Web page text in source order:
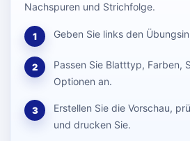
Nachspuren und Strichfolge.
1 Geben Sie links den
2
Passen Sie Blatttyp, Farben,
Optionen an.
3
Erstellen Sie die Vorschau,
und drucken Sie.